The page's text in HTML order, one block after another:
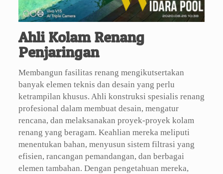
Ahli Kolam Renang
Penjaringan
Membangun fasilitas renang mengikutsertakan
banyak elemen teknis dan desain yang perlu
ketrampilan khusus. Ahli konstruksi spesialis renang
profesional dalam membuat desain, mengatur
rencana, dan melaksanakan proyek-proyek kolam
renang yang beragam. Keahlian mereka meliputi
menentukan bahan, menyusun sistem filtrasi yang
efisien, rancangan pemandangan, dan berbagai
elemen tambahan. Dengan pengetahuan mereka,